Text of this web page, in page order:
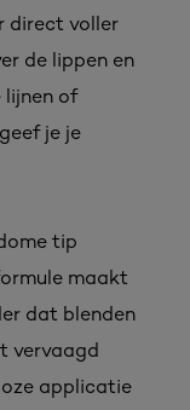
direct voller
de lippen en
lijnen of
je je
tip
maakt
dat blenden
vervaagd
applicatie